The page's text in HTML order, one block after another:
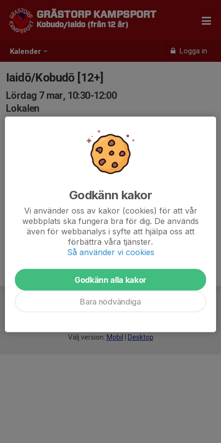
Kalender Logga in
GRÄSTORP KAMPSPORT
Kobudo/Iaido (från 12 år)
Iaidō/Kobudō [12+]
Lördag 7 mar, 10:30-12:00
Lokalen
Välj version: Mobil Desktop
Godkänn kakor
Vi använder oss av kakor (cookies) för att vår
webbplats ska fungera bra för dig. De används
även för webbanalys i syfte att hjälpa oss att
förbättra våra tjänster.
Så använder vi cookies
Godkänn alla kakor
Bara nödvändiga